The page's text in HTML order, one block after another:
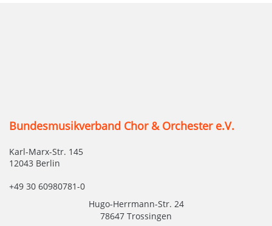
Bundesmusikverband Chor & Orchester e.V.
Karl-Marx-Str. 145
12043 Berlin
+49 30 60980781-0
Hugo-Herrmann-Str. 24
78647 Trossingen